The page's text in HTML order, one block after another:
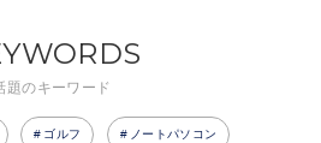
題のキーワード
ゴルフ ノートパソコン